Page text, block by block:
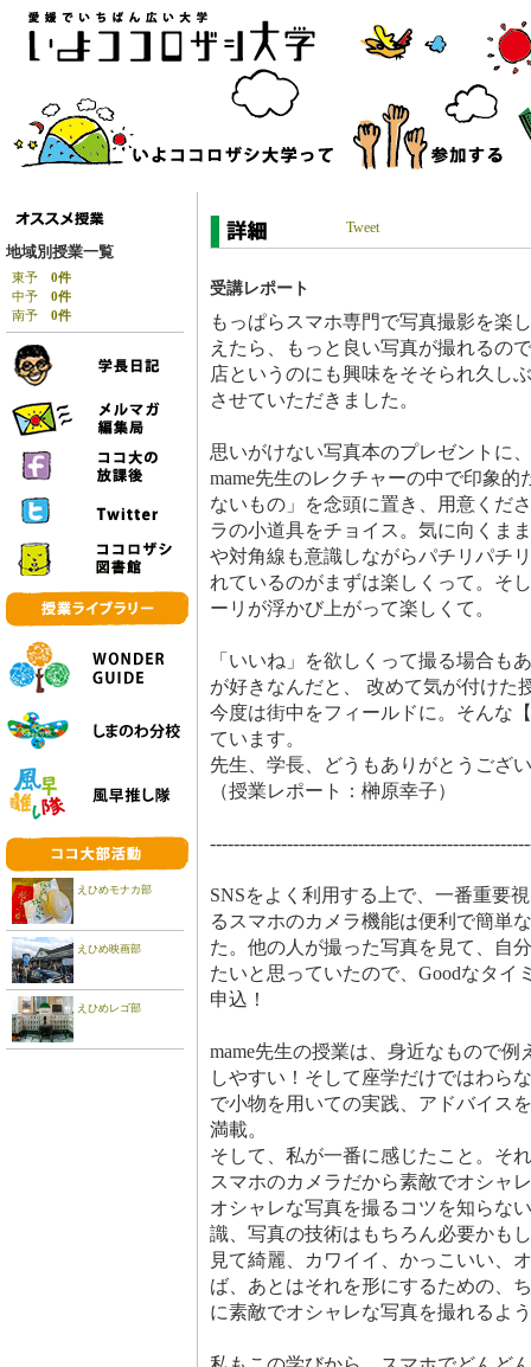
地域別授業一覧
東予 0件
中予 0件
南予 0件
えひめモナカ部
えひめ映画部
えひめレゴ部
Tweet
受講レポート
もっぱらスマホ専門で写真撮影を楽
えたら、もっと良い写真が撮れるの
店というのにも興味をそそられ久し
させていただきました。
思いがけない写真本のプレゼントに
mame先生のレクチャーの中で印象
ないもの」を念頭に置き、用意くだ
ラの小道具をチョイス。気に向くま
や対角線も意識しながらパチリパチ
れているのがまずは楽しくって。そ
ーリが浮かび上がって楽しくて。
「いいね」を欲しくって撮る場合も
が好きなんだと、 改めて気が付けた
今度は街中をフィールドに。そんな
ています。
先生、学長、どうもありがとうござ
（授業レポート：榊原幸子）
SNSをよく利用する上で、一番重要
るスマホのカメラ機能は便利で簡単
た。他の人が撮った写真を見て、自
たいと思っていたので、Goodなタ
申込！
mame先生の授業は、身近なもので
しやすい！そして座学だけではわら
で小物を用いての実践、アドバイス
満載。
そして、私が一番に感じたこと。そ
スマホのカメラだから素敵でオシャ
オシャレな写真を撮るコツを知らな
識、写真の技術はもちろん必要かも
見て綺麗、カワイイ、かっこいい、
ば、あとはそれを形にするための、
に素敵でオシャレな写真を撮れるよ